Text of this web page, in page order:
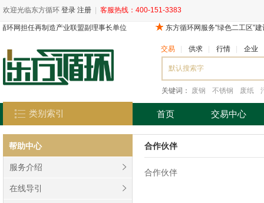
欢迎光临东方循环 登录 注册 客服热线：400-151-3383
交易 供求 行情 企业
关键词： 废钢 不锈钢 废纸
类别索引 首页 交易中心
帮助中心
服务介绍
在线导引
合作伙伴
合作伙伴